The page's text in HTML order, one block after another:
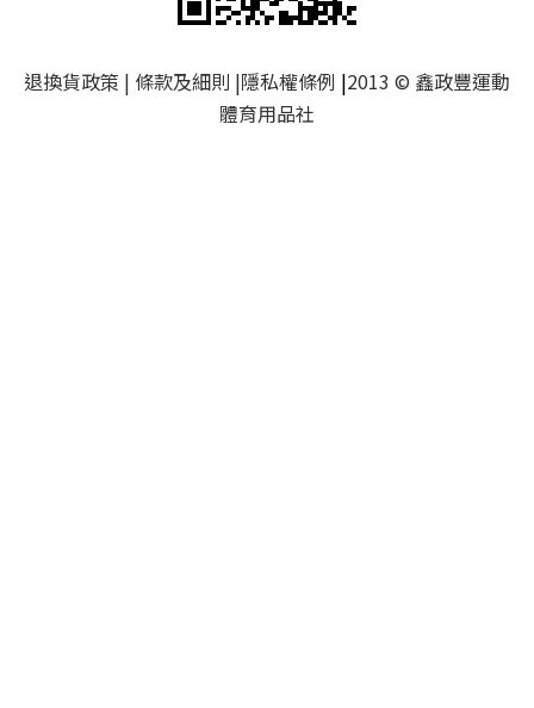
退換貨政策 | 條款及細則 |隱私權條例 |2013 © 鑫政豐運動
體育用品社